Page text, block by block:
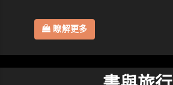
瞭解更多